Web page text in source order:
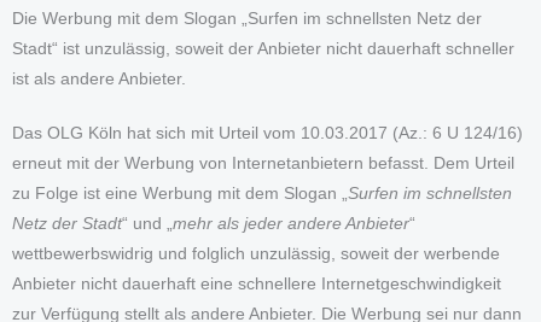
Die Werbung mit dem Slogan „Surfen im schnellsten Netz der
Stadt“ ist unzulässig, soweit der Anbieter nicht dauerhaft schneller
ist als andere Anbieter.
Das OLG Köln hat sich mit Urteil vom 10.03.2017 (Az.: 6 U 124/16)
erneut mit der Werbung von Internetanbietern befasst. Dem Urteil
zu Folge ist eine Werbung mit dem Slogan „ Surfen im schnellsten
Netz der Stadt“ und „ mehr als jeder andere Anbieter“
wettbewerbswidrig und folglich unzulässig, soweit der werbende
Anbieter nicht dauerhaft eine schnellere Internetgeschwindigkeit
zur Verfügung stellt als andere Anbieter. Die Werbung sei nur dann